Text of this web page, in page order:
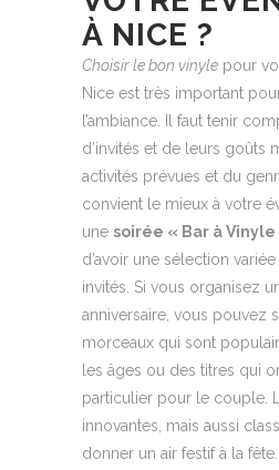
À NICE ?
Choisir le bon vinyle pour
Nice est très important
l’ambiance. Il faut tenir
d’invités et de leurs goûts
activités prévues et du
convient le mieux à votre
une soirée « Bar à Vinyle
d’avoir une sélection
invités. Si vous organisez
anniversaire, vous pouvez
morceaux qui sont
les âges ou des titres qui
particulier pour le couple.
innovantes, mais aussi
donner un air festif à la